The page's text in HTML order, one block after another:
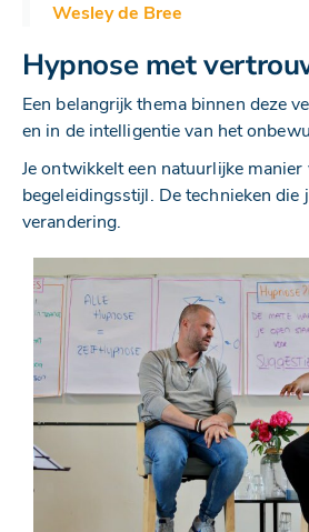
Wesley de Bree
Hypnose met
Een belangrijk thema binnen deze
en in de intelligentie van het
Je ontwikkelt een natuurlijke
begeleidingsstijl. De technieken
verandering.